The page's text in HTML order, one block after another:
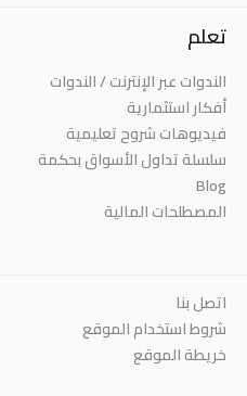
تعلم
الندوات عبر الإنترنت / الندوات
أفكار استثمارية
فيديوهات شروح تعليمية
سلسلة تداول الأسواق بحكمة
Blog
المصطلحات المالية
اتصل بنا
شروط استخدام الموقع
خريطة الموقع